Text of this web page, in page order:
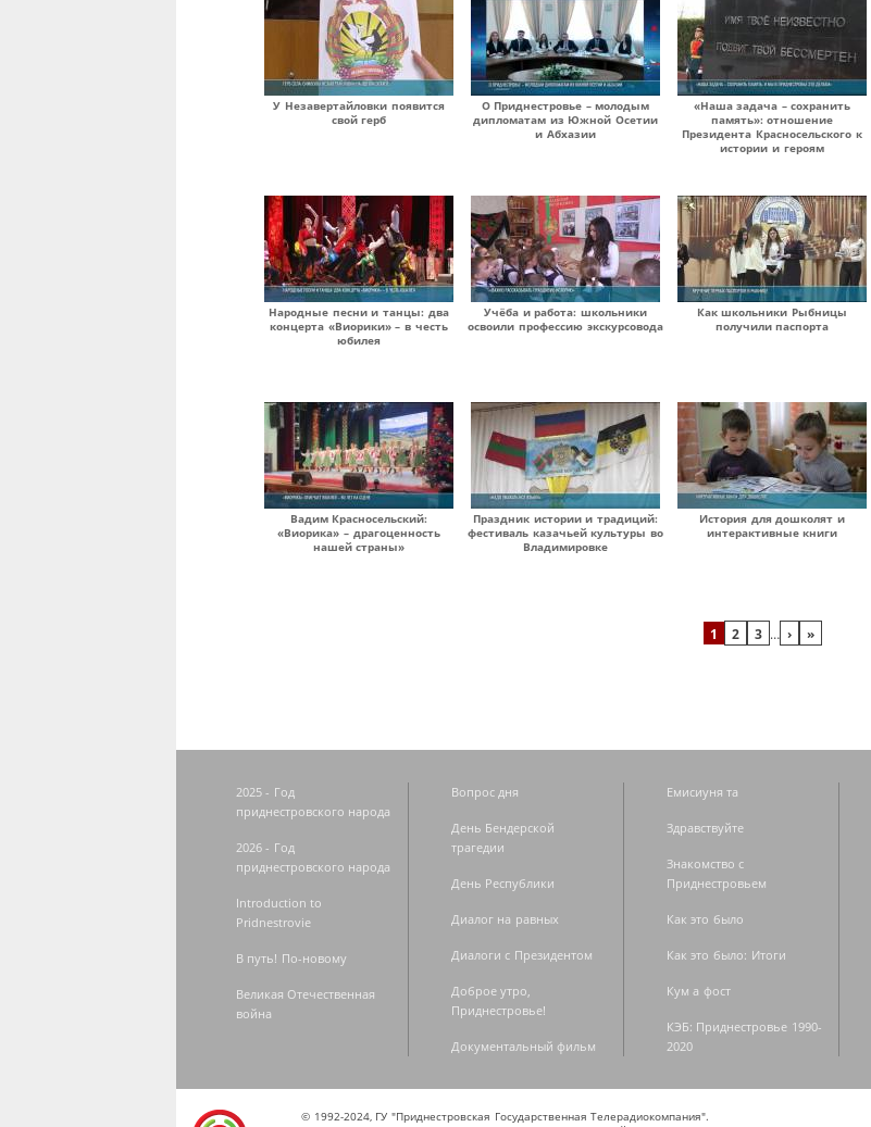
У Незавертайловки появится
свой герб
О Приднестровье – молодым
дипломатам из Южной Осетии
и Абхазии
«Наша задача – сохранить
память»: отношение
Президента Красносельского к
истории и героям
Народные песни и танцы: два
концерта «Виорики» – в честь
юбилея
Учёба и работа: школьники
освоили профессию экскурсовода
Как школьники Рыбницы
получили паспорта
Вадим Красносельский:
«Виорика» – драгоценность
нашей страны»
Праздник истории и традиций:
фестиваль казачьей культуры во
Владимировке
История для дошколят и
интерактивные книги
1 2 3 … › »
2025 - Год
приднестровского народа
2026 - Год
приднестровского народа
Introduction to
Pridnestrovie
В путь! По-новому
Великая Отечественная
война
Вопрос дня
День Бендерской
трагедии
День Республики
Диалог на равных
Диалоги с Президентом
Доброе утро,
Приднестровье!
Документальный фильм
Емисиуня та
Здравствуйте
Знакомство с
Приднестровьем
Как это было
Как это было: Итоги
Кум а фост
КЭБ: Приднестровье 1990-
2020
© 1992-2024, ГУ "Приднестровская Государственная Телерадиокомпания".